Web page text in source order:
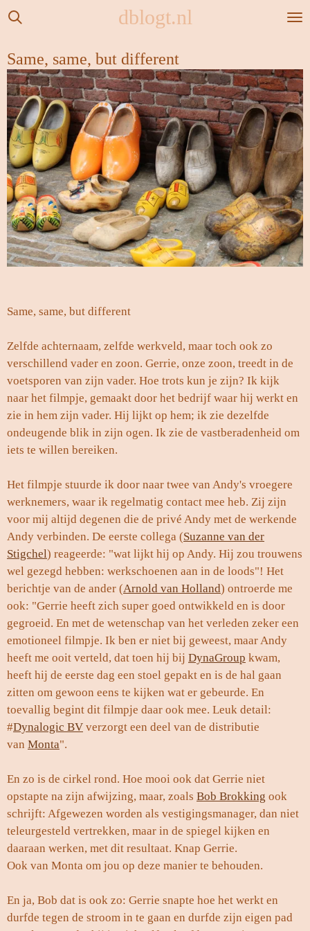
Ga
de
hoofdinhoud
dblogt.nl
Same, same, but different
Same, same, but different
Zelfde achternaam, zelfde werkveld, maar toch ook zo
verschillend vader en zoon. Gerrie, onze zoon, treedt in de
voetsporen van zijn vader. Hoe trots kun je zijn? Ik kijk
naar het filmpje, gemaakt door het bedrijf waar hij werkt en
zie in hem zijn vader. Hij lijkt op hem; ik zie dezelfde
ondeugende blik in zijn ogen. Ik zie de vastberadenheid om
iets te willen bereiken.
Het filmpje stuurde ik door naar twee van Andy's vroegere
werknemers, waar ik regelmatig contact mee heb. Zij zijn
voor mij altijd degenen die de privé Andy met de werkende
Andy verbinden. De eerste collega (Suzanne van der
Stigchel) reageerde: "wat lijkt hij op Andy. Hij zou trouwens
wel gezegd hebben: werkschoenen aan in de loods"! Het
berichtje van de ander (Arnold van Holland) ontroerde me
ook: "Gerrie heeft zich super goed ontwikkeld en is door
gegroeid. En met de wetenschap van het verleden zeker een
emotioneel filmpje. Ik ben er niet bij geweest, maar Andy
heeft me ooit verteld, dat toen hij bij DynaGroup kwam,
heeft hij de eerste dag een stoel gepakt en is de hal gaan
zitten om gewoon eens te kijken wat er gebeurde. En
toevallig begint dit filmpje daar ook mee. Leuk detail:
#Dynalogic BV verzorgt een deel van de distributie
van Monta".
En zo is de cirkel rond. Hoe mooi ook dat Gerrie niet
opstapte na zijn afwijzing, maar, zoals Bob Brokking ook
schrijft: Afgewezen worden als vestigingsmanager, dan niet
teleurgesteld vertrekken, maar in de spiegel kijken en
daaraan werken, met dit resultaat. Knap Gerrie.
Ook van Monta om jou op deze manier te behouden.
En ja, Bob dat is ook zo: Gerrie snapte hoe het werkt en
durfde tegen de stroom in te gaan en durfde zijn eigen pad